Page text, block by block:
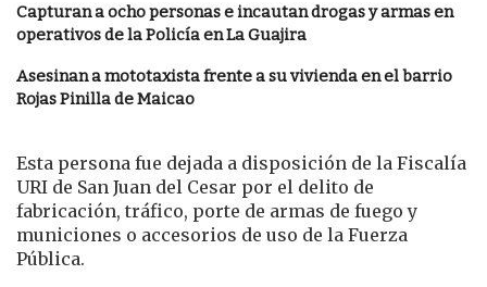
Capturan a ocho personas e incautan drogas y armas en
operativos de la Policía en La Guajira
Asesinan a mototaxista frente a su vivienda en el barrio
Rojas Pinilla de Maicao
Esta persona fue dejada a disposición de la Fiscalía
URI de San Juan del Cesar por el delito de
fabricación, tráfico, porte de armas de fuego y
municiones o accesorios de uso de la Fuerza
Pública.